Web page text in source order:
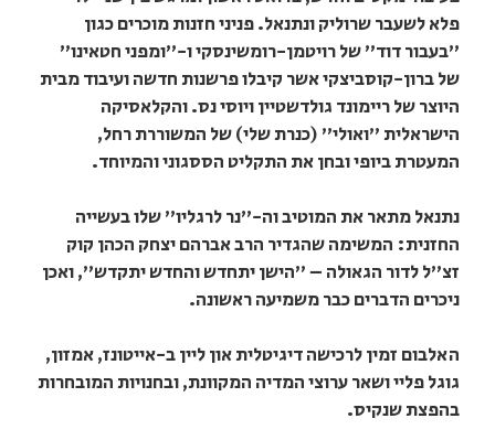
פלא לשעבר שרוליק ונתנאל. פניני חזנות מוכרים כגון
"בעבור דוד" של רויטמן-רומשינסקי ו-"ומפני חטאינו"
של ברון-קוסביצקי אשר קיבלו פרשנות חדשה ועיבוד מבית
היוצר של ריימונד גולדשטיין ויוסי נס. והקלאסיקה
הישראלית "ואולי" (כנרת שלי) של המשוררת רחל,
המעטרת ביופי ובחן את התקליט הססגוני והמיוחד.
נתנאל מתאר את המוטיב וה-"נר לרגליו" שלו בעשייה
החזנית: המשימה שהגדיר הרב אברהם יצחק הכהן קוק
זצ"ל לדור הגאולה – "הישן יתחדש והחדש יתקדש", ואכן
ניכרים הדברים כבר משמיעה ראשונה.
האלבום זמין לרכישה דיגיטלית און ליין ב-אייטונז, אמזון,
גוגל פליי ושאר ערוצי המדיה המקוונת, ובחנויות המובחרות
בהפצת שנקיס.